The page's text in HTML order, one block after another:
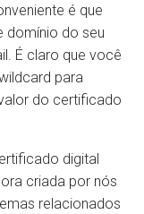
é que
domínio do seu
É claro que você
para
do certificado
digital
criada por nós
relacionados